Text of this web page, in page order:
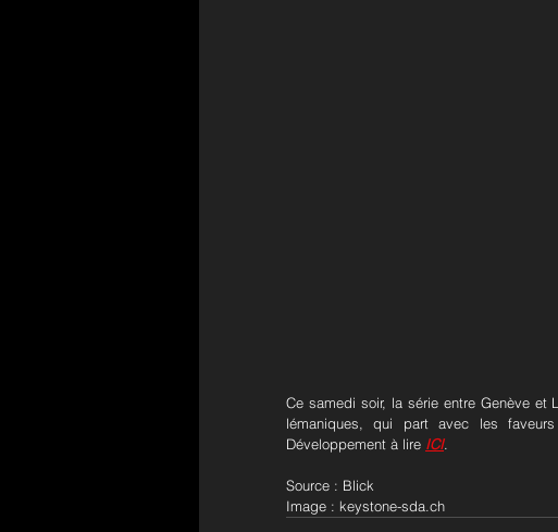
Ce samedi soir, la série entre Genève et
lémaniques, qui part avec les
Développement à lire ICI.
Source : Blick
Image : keystone-sda.ch